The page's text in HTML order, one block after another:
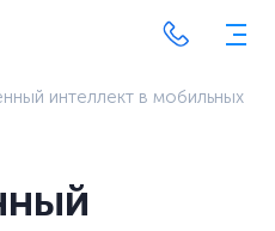
интеллект в мобильных